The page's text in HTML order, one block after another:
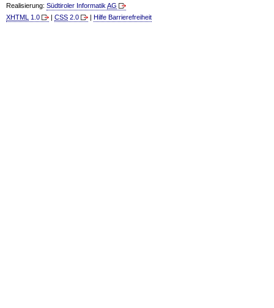
Realisierung: Südtiroler InformatikAG
XHTML 1.0 CSS 2.0 Hilfe Barrierefreiheit